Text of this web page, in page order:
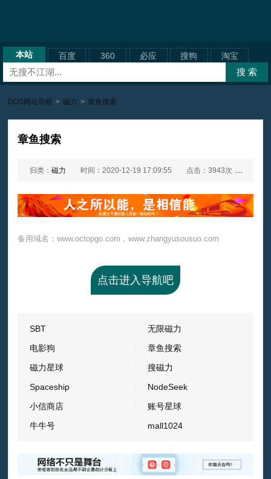
本站 百度 360 必应 搜狗 淘宝
DOS网址导航 > 磁力 > 章鱼搜索
章鱼搜索
归类：磁力 时间：2020-12-19 17:09:55 点击：3943次
备用域名：www.octopgo.com，www.zhangyusousuo.com
点击进入导航吧
SBT
无限磁力
电影狗
章鱼搜索
磁力星球
搜磁力
Spaceship
NodeSeek
小信商店
账号星球
牛牛号
mall1024